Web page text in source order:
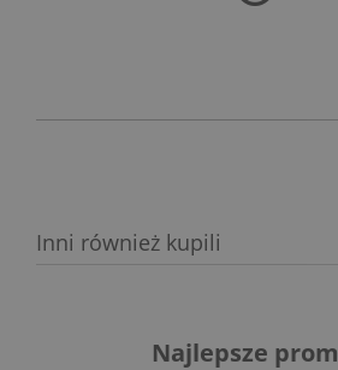
Inni również kupili
Najlepsze